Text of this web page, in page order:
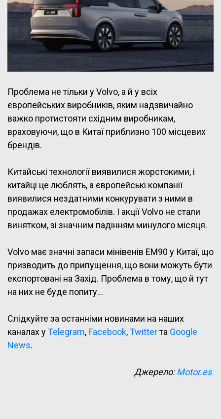
Проблема не тільки у Volvo, а й у всіх
європейських виробників, яким надзвичайно
важко протистояти східним виробникам,
враховуючи, що в Китаї приблизно 100 місцевих
брендів.
Китайські технології виявилися жорстокими, і
китайці це люблять, а європейські компанії
виявилися нездатними конкурувати з ними в
продажах електромобілів. І акції Volvo не стали
винятком, зі значним падінням минулого місяця.
Volvo має значні запаси мінівенів EM90 у Китаї, що
призводить до припущення, що вони можуть бути
експортовані на Захід. Проблема в тому, що й тут
на них не буде попиту…
Слідкуйте за останніми новинами на наших
каналах уTelegram, Facebook,Twitterта Google
News.
Джерело:Motor.es